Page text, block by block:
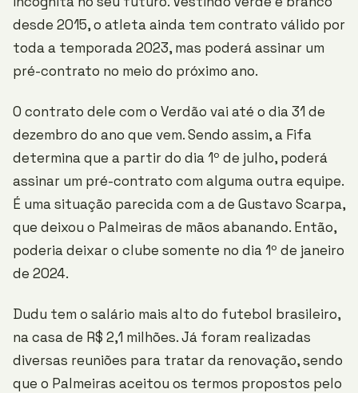
desde 2015, o atleta ainda tem contrato válido por
toda a temporada 2023, mas poderá assinar um
pré-contrato no meio do próximo ano.
O contrato dele com o Verdão vai até o dia 31 de
dezembro do ano que vem. Sendo assim, a Fifa
determina que a partir do dia 1º de julho, poderá
assinar um pré-contrato com alguma outra equipe.
É uma situação parecida com a de Gustavo Scarpa,
que deixou o Palmeiras de mãos abanando. Então,
poderia deixar o clube somente no dia 1º de janeiro
de 2024.
Dudu tem o salário mais alto do futebol brasileiro,
na casa de R$ 2,1 milhões. Já foram realizadas
diversas reuniões para tratar da renovação, sendo
que o Palmeiras aceitou os termos propostos pelo